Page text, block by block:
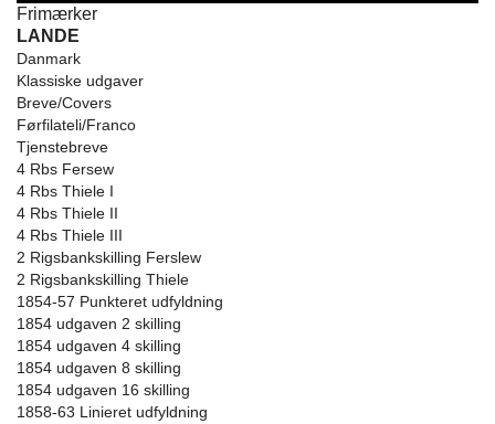
Frimærker
LANDE
Danmark
Klassiske udgaver
Breve/Covers
Førfilateli/Franco
Tjenstebreve
4 Rbs Fersew
4 Rbs Thiele I
4 Rbs Thiele II
4 Rbs Thiele III
2 Rigsbankskilling Ferslew
2 Rigsbankskilling Thiele
1854-57 Punkteret udfyldning
1854 udgaven 2 skilling
1854 udgaven 4 skilling
1854 udgaven 8 skilling
1854 udgaven 16 skilling
1858-63 Linieret udfyldning